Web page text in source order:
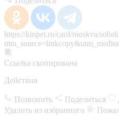
https://kinpet.ru/card/moskva/
Ссылка скопирована
Действия
Позвонить Поделиться
Удалить из избранного